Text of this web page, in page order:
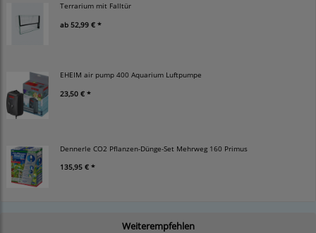
Terrarium mit Falltür
ab 52,99 € *
EHEIM air pump 400 Aquarium Luftpumpe
23,50 € *
Dennerle CO2 Pflanzen-Dünge-Set Mehrweg 160 Primus
135,95 € *
Weiterempfehlen